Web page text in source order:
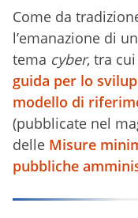
Come da
l’emanazione di
tema cyber, tra
guida per lo
modello di
(pubblicate nel
delle Misure
pubbliche